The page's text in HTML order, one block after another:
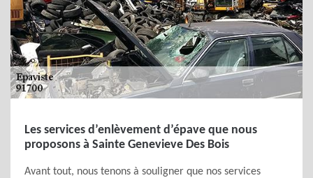
Les services d’enlèvement d’épave que nous
proposons à Sainte Genevieve Des Bois
Avant tout, nous tenons à souligner que nos services